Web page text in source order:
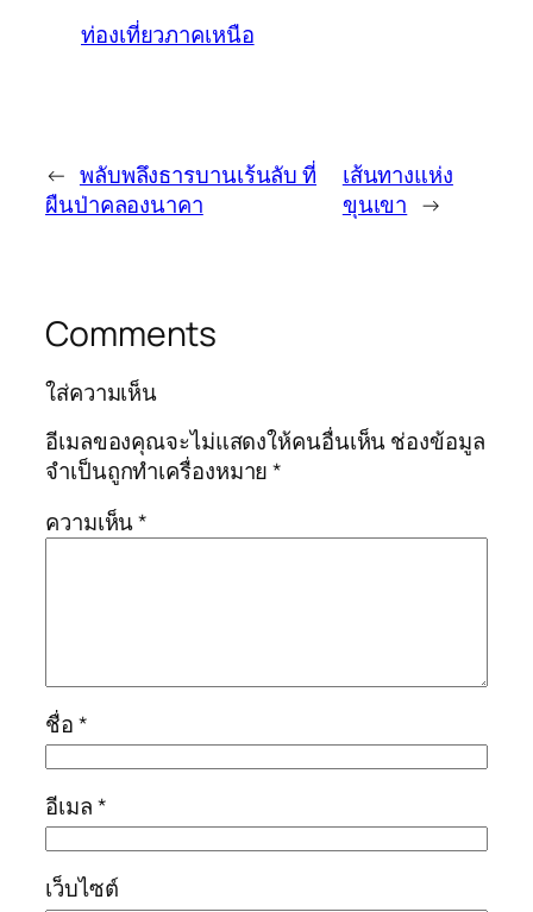
ท่องเที่ยวภาคเหนือ
← พลับพลึงธารบานเร้นลับ ที่
ผืนป่าคลองนาคา
เส้นทางแห่ง
ขุนเขา →
Comments
ใส่ความเห็น
อีเมลของคุณจะไม่แสดงให้คนอื่นเห็นช่องข้อมูล
จำเป็นถูกทำเครื่องหมาย*
ความเห็น*
ชื่อ*
อีเมล*
เว็บไซต์